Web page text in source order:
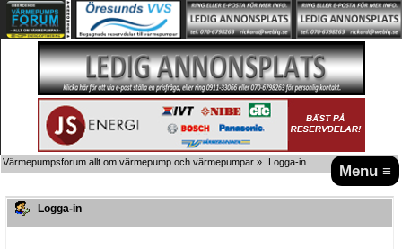
Menu ≡
Värmepumpsforum allt om värmepump och värmepumpar » Logga-in
Logga-in